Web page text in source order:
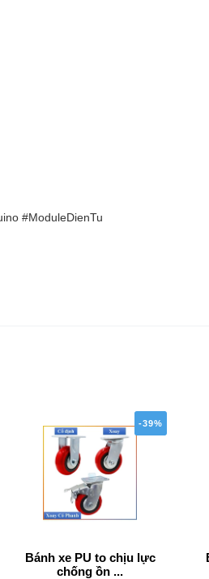
#ModuleDienTu
-39%
Bánh xe PU to chịu lực
chống ồn ...